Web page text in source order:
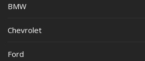
BMW
Chevrolet
Ford